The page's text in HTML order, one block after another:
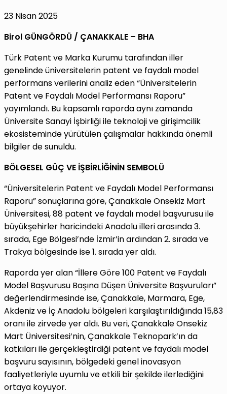
23 Nisan 2025
Birol GÜNGÖRDÜ / ÇANAKKALE – BHA
Türk Patent ve Marka Kurumu tarafından iller
genelinde üniversitelerin patent ve faydalı model
performans verilerini analiz eden “Üniversitelerin
Patent ve Faydalı Model Performansı Raporu”
yayımlandı. Bu kapsamlı raporda aynı zamanda
Üniversite Sanayi İşbirliği ile teknoloji ve girişimcilik
ekosisteminde yürütülen çalışmalar hakkında önemli
bilgiler de sunuldu.
BÖLGESEL GÜÇ VE İŞBİRLİĞİNİN SEMBOLÜ
“Üniversitelerin Patent ve Faydalı Model Performansı
Raporu” sonuçlarına göre, Çanakkale Onsekiz Mart
Üniversitesi, 88 patent ve faydalı model başvurusu ile
büyükşehirler haricindeki Anadolu illeri arasında 3.
sırada, Ege Bölgesi’nde İzmir’in ardından 2. sırada ve
Trakya bölgesinde ise 1. sırada yer aldı.
Raporda yer alan “İllere Göre 100 Patent ve Faydalı
Model Başvurusu Başına Düşen Üniversite Başvuruları”
değerlendirmesinde ise, Çanakkale, Marmara, Ege,
Akdeniz ve İç Anadolu bölgeleri karşılaştırıldığında 15,83
oranı ile zirvede yer aldı. Bu veri, Çanakkale Onsekiz
Mart Üniversitesi’nin, Çanakkale Teknopark’ın da
katkıları ile gerçekleştirdiği patent ve faydalı model
başvuru sayısının, bölgedeki genel inovasyon
faaliyetleriyle uyumlu ve etkili bir şekilde ilerlediğini
ortaya koyuyor.